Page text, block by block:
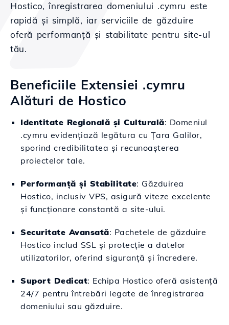
Hostico, înregistrarea domeniului .cymru este
rapidă și simplă, iar serviciile de găzduire
oferă performanță și stabilitate pentru site-ul
tău.
Beneficiile Extensiei .cymru
Alături de Hostico
Identitate Regională și Culturală: Domeniul
.cymru evidențiază legătura cu Țara Galilor,
sporind credibilitatea și recunoașterea
proiectelor tale.
Performanță și Stabilitate: Găzduirea
Hostico, inclusiv VPS, asigură viteze excelente
și funcționare constantă a site-ului.
Securitate Avansată: Pachetele de găzduire
Hostico includ SSL și protecție a datelor
utilizatorilor, oferind siguranță și încredere.
Suport Dedicat: Echipa Hostico oferă asistență
24/7 pentru întrebări legate de înregistrarea
domeniului sau găzduire.